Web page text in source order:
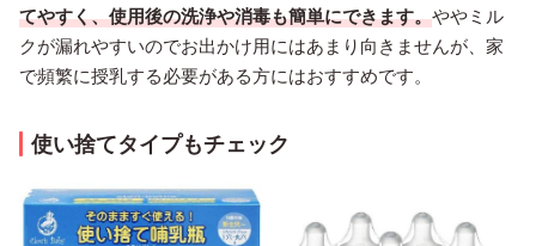
てやすく、使用後の洗浄や消毒も簡単にできます。ややミル
クが漏れやすいのでお出かけ用にはあまり向きませんが、家
で頻繁に授乳する必要がある方にはおすすめです。
使い捨てタイプもチェック